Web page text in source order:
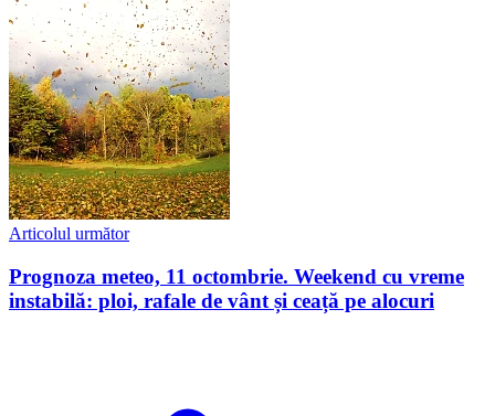
Articolul următor
Prognoza meteo, 11 octombrie. Weekend cu vreme
instabilă: ploi, rafale de vânt și ceață pe alocuri